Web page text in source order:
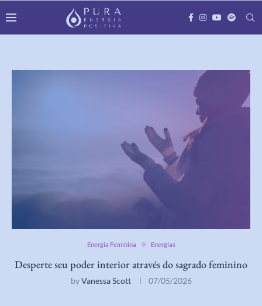
Energia Feminina Energias
Desperte seu poder interior através do sagrado feminino
byVanessa Scott 07/05/2026